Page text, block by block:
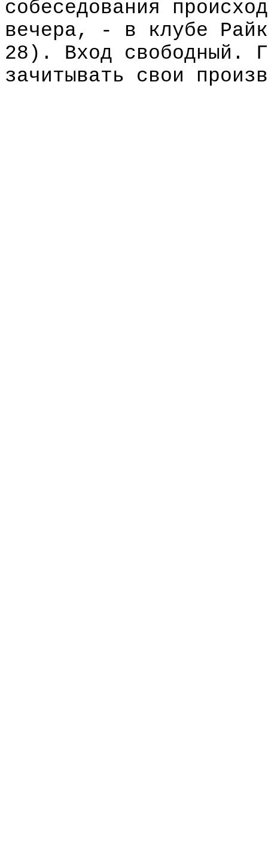
собеседования
вечера, - в клубе
28). Вход свободный.
зачитывать свои